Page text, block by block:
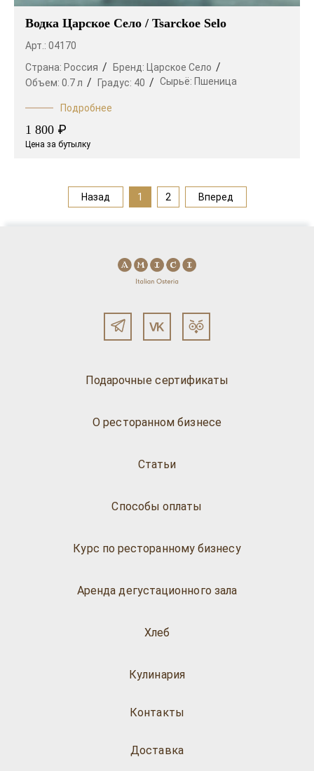
Водка Царское Село / Tsarckoe Selo
Арт.: 04170
Страна: Россия Бренд:
Царское Село
Объем: 0.7 л Градус: 40 Сырьё: Пшеница
Подробнее
1 800 ₽
Цена за бутылку
Назад 1 2 Вперед
Подарочные сертификаты
О ресторанном бизнесе
Статьи
Способы оплаты
Курс по ресторанному бизнесу
Аренда дегустационного зала
Хлеб
Кулинария
Доставка
Контакты